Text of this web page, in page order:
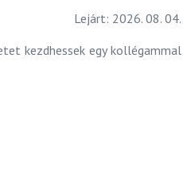
Lejárt: 2026. 08. 04.
kezdhessek egy kollégammal